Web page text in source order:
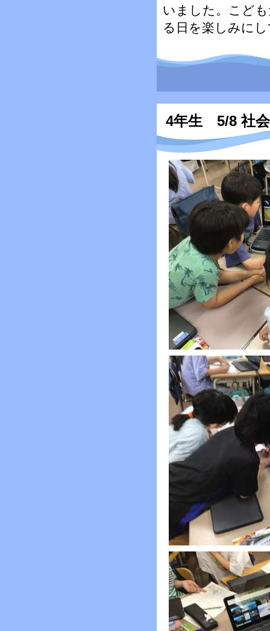
いました。こど
る日を楽しみに
4年生 5/8 社会